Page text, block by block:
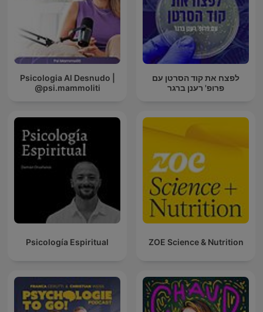
Psicologia Al Desnudo |
@psi.mammoliti
לפצח את קוד הסרטן עם
פרופ' רענן ברגר
Psicología Espiritual ZOE Science & Nutrition